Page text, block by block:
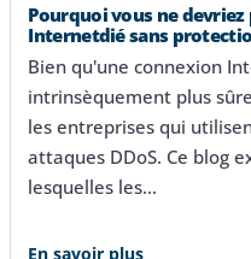
Pourquoi vous ne devriez
Internetdié sans
Bien qu'une connexion
intrinsèquement plus
les entreprises qui
attaques DDoS. Ce blog
lesquelles les…
En savoir plus